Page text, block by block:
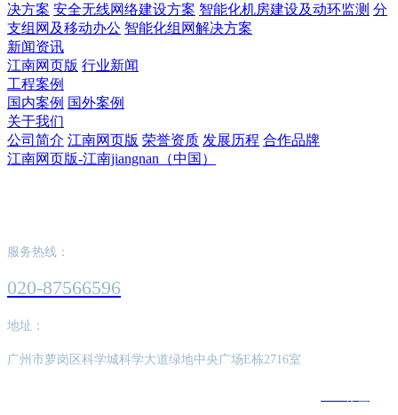
决方案 安全无线网络建设方案 智能化机房建设及动环监测 分
支组网及移动办公 智能化组网解决方案
新闻资讯
江南网页版 行业新闻
工程案例
国内案例 国外案例
关于我们
公司简介 江南网页版 荣誉资质 发展历程 合作品牌
江南网页版-江南jiangnan（中国）
服务热线：
020-87566596
地址：
广州市萝岗区科学城科学大道绿地中央广场E栋2716室